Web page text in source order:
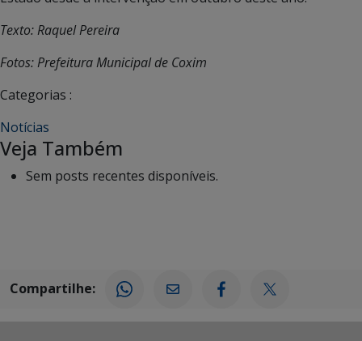
Texto: Raquel Pereira
Fotos: Prefeitura Municipal de Coxim
Categorias :
Notícias
Veja Também
Sem posts recentes disponíveis.
Compartilhe: